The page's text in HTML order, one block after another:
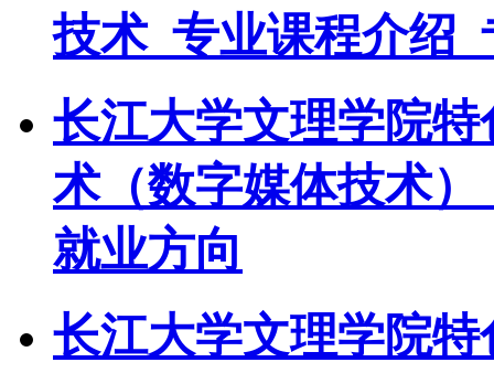
技术_专业课程介绍
长江大学文理学院
术（数字媒体技术
就业方向
长江大学文理学院